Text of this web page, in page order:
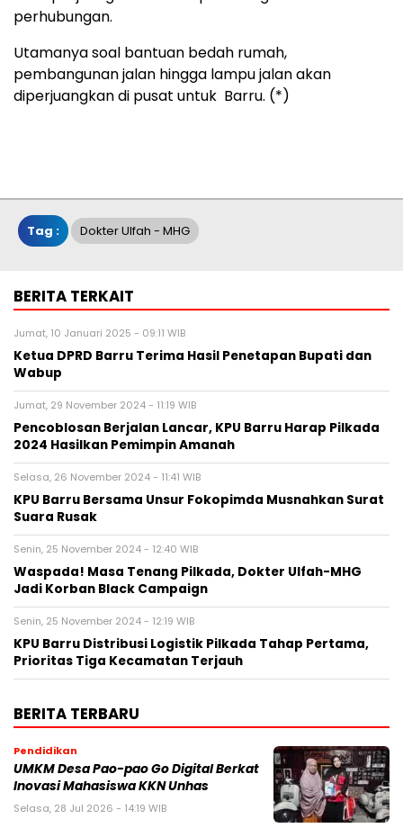
perhubungan.
Utamanya soal bantuan bedah rumah,
pembangunan jalan hingga lampu jalan akan
diperjuangkan di pusat untuk Barru. (*)
Tag : Dokter Ulfah - MHG
BERITA TERKAIT
Jumat, 10 Januari 2025 - 09:11 WIB
Ketua DPRD Barru Terima Hasil Penetapan Bupati dan
Wabup
Jumat, 29 November 2024 - 11:19 WIB
Pencoblosan Berjalan Lancar, KPU Barru Harap Pilkada
2024 Hasilkan Pemimpin Amanah
Selasa, 26 November 2024 - 11:41 WIB
KPU Barru Bersama Unsur Fokopimda Musnahkan Surat
Suara Rusak
Senin, 25 November 2024 - 12:40 WIB
Waspada! Masa Tenang Pilkada, Dokter Ulfah-MHG
Jadi Korban Black Campaign
Senin, 25 November 2024 - 12:19 WIB
KPU Barru Distribusi Logistik Pilkada Tahap Pertama,
Prioritas Tiga Kecamatan Terjauh
BERITA TERBARU
Pendidikan
UMKM Desa Pao-pao Go Digital Berkat
Inovasi Mahasiswa KKN Unhas
Selasa, 28 Jul 2026 - 14:19 WIB